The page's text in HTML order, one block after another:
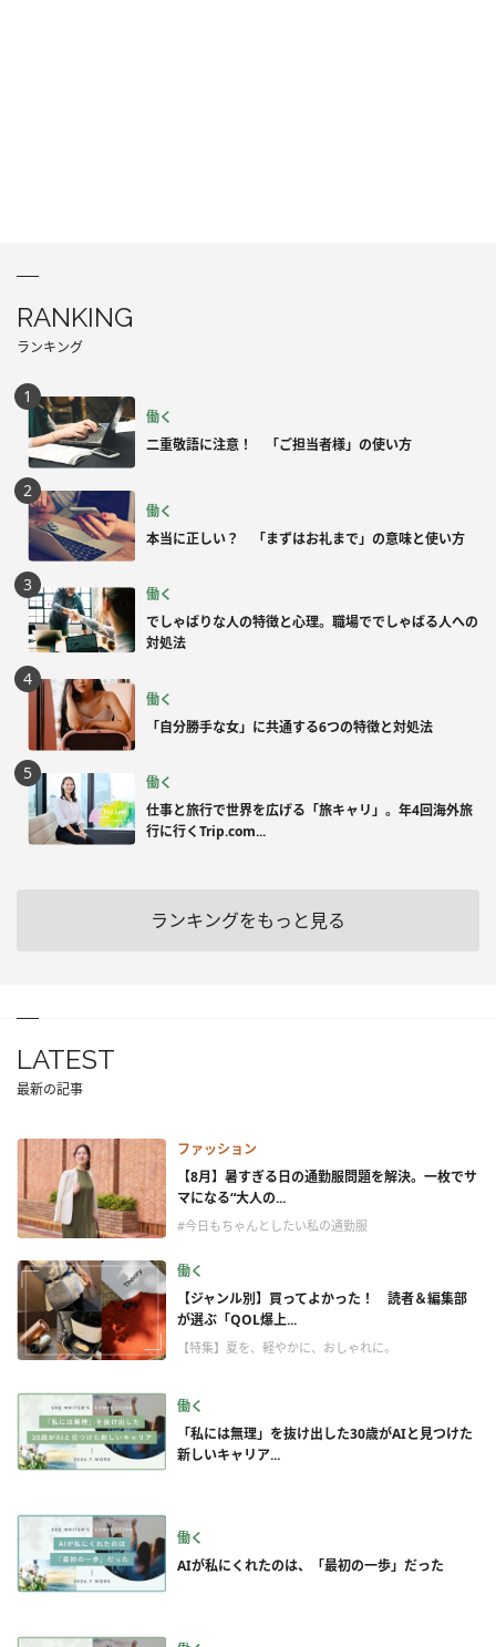
RANKING
ランキング
働く
二重敬語に注意！ 「ご担当者様」の使い方
働く
本当に正しい？ 「まずはお礼まで」の意味と使い方
働く
でしゃばりな人の特徴と心理。職場ででしゃばる人への
対処法
働く
「自分勝手な女」に共通する6つの特徴と対処法
働く
仕事と旅行で世界を広げる「旅キャリ」。年4回海外旅
行に行くTrip.com...
ランキングをもっと見る
LATEST
最新の記事
ファッション
【8月】暑すぎる日の通勤服問題を解決。一枚でサ
マになる“大人の...
#今日もちゃんとしたい私の通勤服
働く
【ジャンル別】買ってよかった！ 読者＆編集部
が選ぶ「QOL爆上...
【特集】夏を、軽やかに、おしゃれに。
働く
「私には無理」を抜け出した30歳がAIと見つけた
新しいキャリア...
働く
AIが私にくれたのは、「最初の一歩」だった